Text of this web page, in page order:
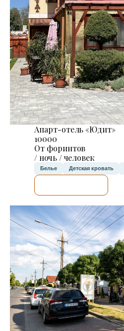
Апарт-отель «Юдит»
10000
От форинтов
/ ночь / человек
Белье Детская кровать